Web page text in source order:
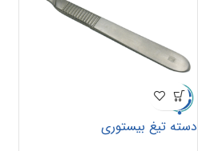
دسته تیغ بیستوری